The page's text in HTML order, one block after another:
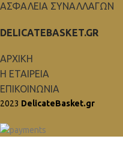
ΑΣΦΑΛΕΙΑ ΣΥΝΑΛΛΑΓΩΝ
DELICATEBASKET.GR
ΑΡΧΙΚΗ
Η ΕΤΑΙΡΕΙΑ
ΕΠΙΚΟΙΝΩΝΙΑ
2023 DelicateBasket.gr